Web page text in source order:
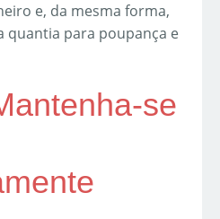
e, da mesma forma,
quantia para poupança e
se